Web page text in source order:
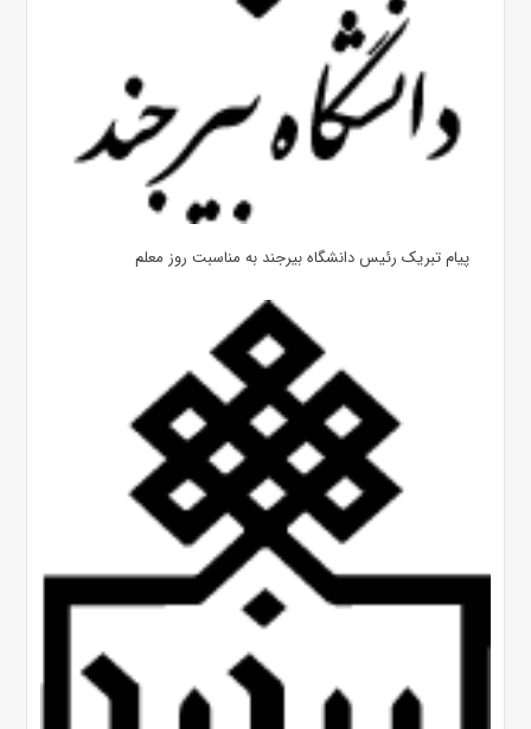
پیام تبریک رئیس دانشگاه بیرجند به مناسبت روز معلم